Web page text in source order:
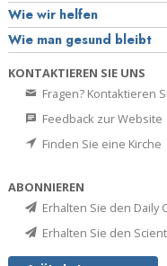
Wie wir helfen
Wie man gesund bleibt
KONTAKTIEREN SIE UNS
Fragen? Kontaktieren
Feedback zur Website
Finden Sie eine Kirche
ABONNIEREN
Erhalten Sie den Daily
Erhalten Sie den